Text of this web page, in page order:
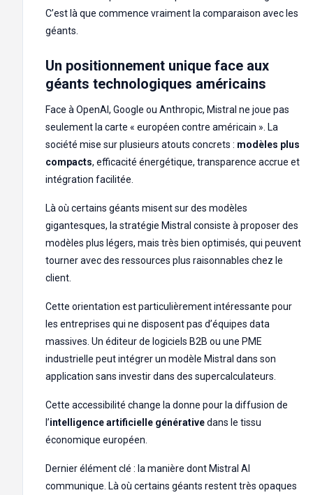
C’est là que commence vraiment la comparaison avec les
géants.
Un positionnement unique face aux
géants technologiques américains
Face à OpenAI, Google ou Anthropic, Mistral ne joue pas
seulement la carte « européen contre américain ». La
société mise sur plusieurs atouts concrets : modèles plus
compacts, efficacité énergétique, transparence accrue et
intégration facilitée.
Là où certains géants misent sur des modèles
gigantesques, la stratégie Mistral consiste à proposer des
modèles plus légers, mais très bien optimisés, qui peuvent
tourner avec des ressources plus raisonnables chez le
client.
Cette orientation est particulièrement intéressante pour
les entreprises qui ne disposent pas d’équipes data
massives. Un éditeur de logiciels B2B ou une PME
industrielle peut intégrer un modèle Mistral dans son
application sans investir dans des supercalculateurs.
Cette accessibilité change la donne pour la diffusion de
l’intelligence artificielle générativedans le tissu
économique européen.
Dernier élément clé : la manière dont Mistral AI
communique. Là où certains géants restent très opaques